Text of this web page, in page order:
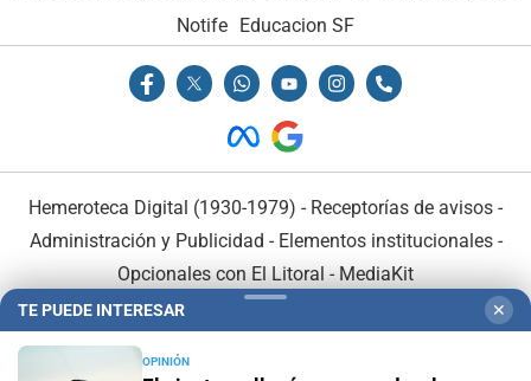
Notife
Educacion SF
Hemeroteca Digital (1930-1979) - Receptorías de avisos -
Administración y Publicidad - Elementos institucionales-
Opcionales con El Litoral - MediaKit
TE PUEDE INTERESAR ✕
OPINIÓN